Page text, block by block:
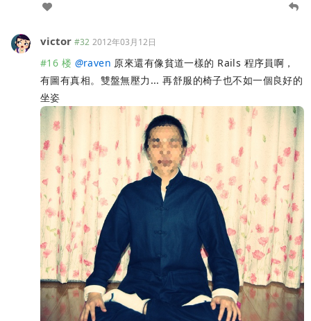
victor #32 2012年03月12日
#16 楼 @raven 原來還有像貧道一樣的 Rails 程序員啊，
有圖有真相。雙盤無壓力... 再舒服的椅子也不如一個良好的
坐姿